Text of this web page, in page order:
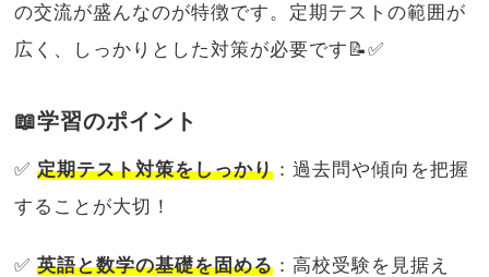
の交流が盛んなのが特徴です。定期テストの範囲が
広く、しっかりとした対策が必要です📝✅
📖学習のポイント
✅定期テスト対策をしっかり ：過去問や傾向を把握
することが大切！
✅英語と数学の基礎を固める ：高校受験を見据え